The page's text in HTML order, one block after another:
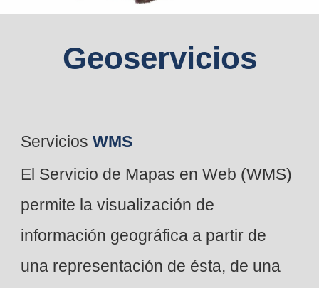
Geoservicios
ServiciosWMS
El Servicio de Mapas en Web (WMS)
permite la visualización de
información geográfica a partir de
una representación de ésta, de una